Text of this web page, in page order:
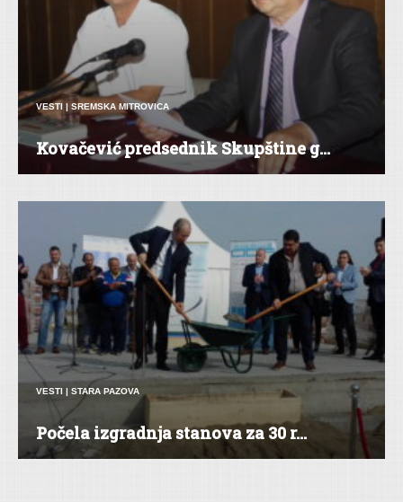
VESTI | SREMSKA MITROVICA
Kovačević predsednik Skupštine g...
VESTI | STARA PAZOVA
Počela izgradnja stanova za 30 r...